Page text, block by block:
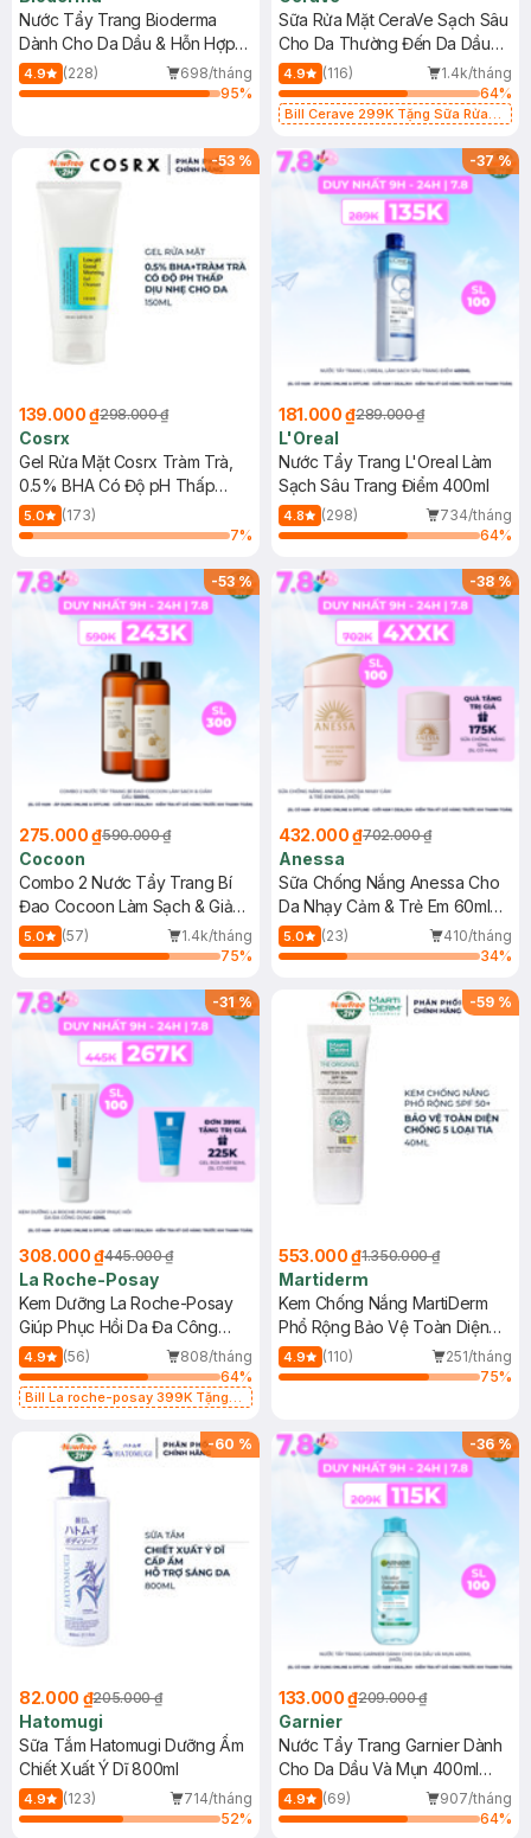
Nước Tẩy Trang Bioderma
Dành Cho Da Dầu & Hỗn Hợp
500ml
4.9 (228)
698/tháng
95%
Sữa Rửa Mặt CeraVe Sạch Sâu
Cho Da Thường Đến Da Dầu
473ml
4.9 (116)
1.4k/tháng
64%
Bill Cerave 299K Tặng Sữa Rửa
-53 %
139.000 ₫298.000 ₫
Cosrx
Gel Rửa Mặt Cosrx Tràm Trà,
0.5% BHA Có Độ pH Thấp
150ml
5.0
(173)
7%
-37%
181.000 ₫289.000 ₫
L'Oreal
Nước Tẩy Trang L'Oreal Làm
Sạch Sâu Trang Điểm 400ml
4.8 (298)
734/tháng
64%
-53%
275.000 ₫590.000 ₫
Cocoon
Combo 2 Nước Tẩy Trang Bí
Đao Cocoon Làm Sạch & Giảm
Dầu 500ml
5.0 (57)
1.4k/tháng
75%
-38%
432.000 ₫702.000 ₫
Anessa
Sữa Chống Nắng Anessa Cho
Da Nhạy Cảm & Trẻ Em 60ml
(Mới)
5.0 (23)
410/tháng
34%
-31%
308.000 ₫445.000 ₫
La Roche-Posay
Kem Dưỡng La Roche-Posay
Giúp Phục Hồi Da Đa Công
Dụng 40ml
4.9 (56)
808/tháng
64%
Bill La roche-posay 399K Tặng
(SL có hạn)
-59 %
553.000 ₫1.350.000 ₫
Martiderm
Kem Chống Nắng MartiDerm
Phổ Rộng Bảo Vệ Toàn Diện
40ml
4.9 (110)
251/tháng
75%
-60 %
82.000 ₫205.000 ₫
Hatomugi
Sữa Tắm Hatomugi Dưỡng Ẩm
Chiết Xuất Ý Dĩ 800ml
4.9 (123)
714/tháng
52%
-36%
133.000 ₫209.000 ₫
Garnier
Nước Tẩy Trang Garnier Dành
Cho Da Dầu Và Mụn 400ml
(Mới)
4.9 (69)
907/tháng
64%